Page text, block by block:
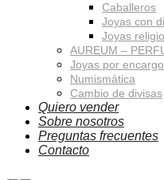
Caballeros
Joyas con
Joyas
AUREUM –
Joyas por encargo
Numismática
Cambio de divisas
Quiero vender
Sobre nosotros
Preguntas frecuentes
Contacto